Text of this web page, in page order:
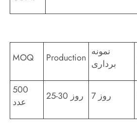
MOQ Production نمونه
برداری
500
عدد
25-30 روز 7 روز